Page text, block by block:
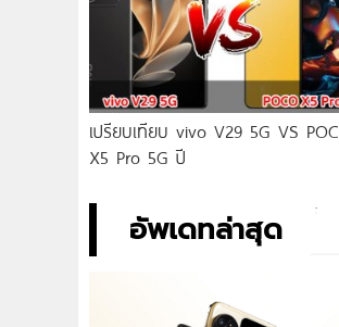
เปรียบเทียบ vivo V29 5G VS
X5 Pro 5G ปี
อัพเดทล่าสุด